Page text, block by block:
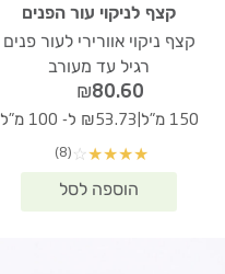
קצף לניקוי עור הפנים
קצף ניקוי אוורירי לעור פנים
רגיל עד מעורב
₪80.60
150 מ"ל ₪53.73 ל- 100 מ"ל
★
★
★
★
☆
(8)